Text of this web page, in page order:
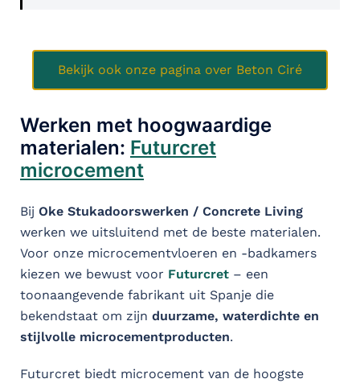
Bekijk ook onze pagina over Beton Ciré
Werken met hoogwaardige
materialen: Futurcret
microcement
Bij Oke Stukadoorswerken / Concrete Living
werken we uitsluitend met de beste materialen.
Voor onze microcementvloeren en -badkamers
kiezen we bewust voor Futurcret – een
toonaangevende fabrikant uit Spanje die
bekendstaat om zijn duurzame, waterdichte en
stijlvolle microcementproducten.
Futurcret biedt microcement van de hoogste